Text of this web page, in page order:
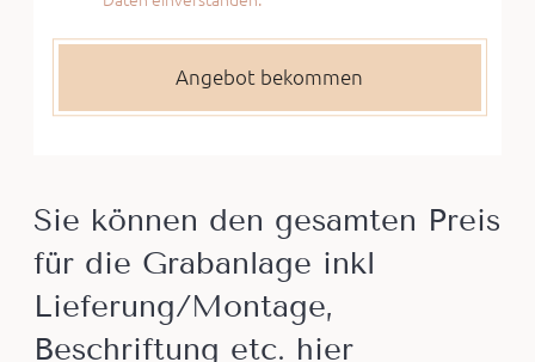
Sie können den gesamten Preis
für die Grabanlage inkl
Lieferung/Montage,
Beschriftung etc. hier